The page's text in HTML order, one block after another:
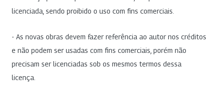
licenciada, sendo proibido o uso com fins comerciais.
- As novas obras devem fazer referência ao autor nos créditos
e não podem ser usadas com fins comerciais, porém não
precisam ser licenciadas sob os mesmos termos dessa
licença.